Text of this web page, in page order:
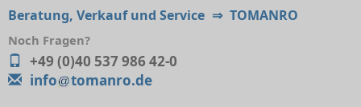
Beratung, Verkauf und Service ⇒ TOMANRO
Noch Fragen?
+49 (0)40 537 986 42-0
info
tomanro.de